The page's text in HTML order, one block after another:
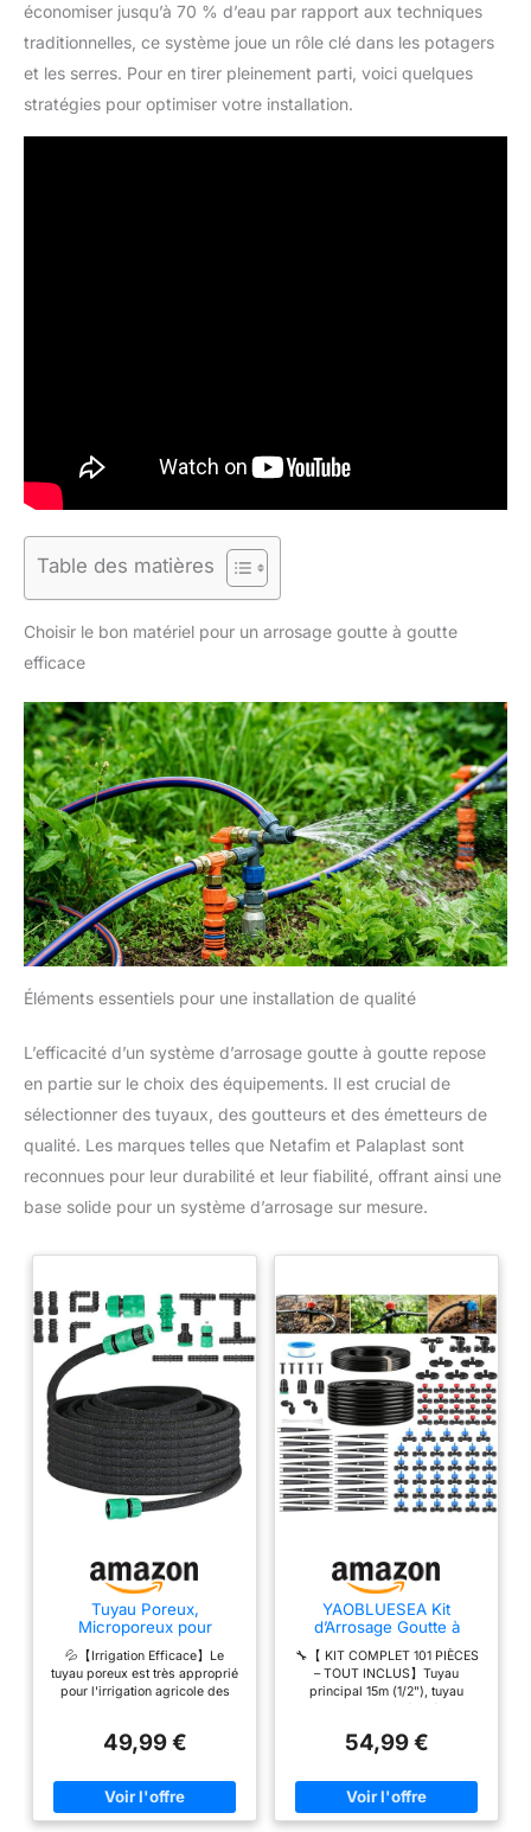
économiser jusqu’à 70 % d’eau par rapport aux techniques
traditionnelles, ce système joue un rôle clé dans les potagers
et les serres. Pour en tirer pleinement parti, voici quelques
stratégies pour optimiser votre installation.
Table des matières
Choisir le bon matériel pour un arrosage goutte à goutte
efficace
Éléments essentiels pour une installation de qualité
L’efficacité d’un système d’arrosage goutte à goutte repose
en partie sur le choix des équipements. Il est crucial de
sélectionner des tuyaux, des goutteurs et des émetteurs de
qualité. Les marques telles que Netafim et Palaplast sont
reconnues pour leur durabilité et leur fiabilité, offrant ainsi une
base solide pour un système d’arrosage sur mesure.
Tuyau Poreux,
Microporeux pour
Irrigation Goutte à Goutte,
Tuyau Économiseur
d'Eau pour Arrosage,
Jardins, Pelouses,
Irrigation Kit (50m)
💦【Irrigation Efficace】Le
tuyau poreux est très approprié
pour l'irrigation agricole des
systèmes d'irrigation par
économiser jusqu'à 70% d'eau.
💦【Facile à Ranger】La
conception compacte n'occupe
49,99 €
YAOBLUESEA Kit
d’Arrosage Goutte à
Goutte 101 Pièces avec
Compensation de
Pression, Tuyaux 15m
PVC/PE/PP, 4 Modes,
Serre
🔧【 KIT COMPLET 101 PIÈCES
– TOUT INCLUS】Tuyau
principal 15m (1/2"), tuyau
secondaire 15m (1/4"), 35
pression, connecteurs rapides,
d’installation. Montage
immédiat sans outils
supplémentaires. 💧【4 MODES
54,99 €